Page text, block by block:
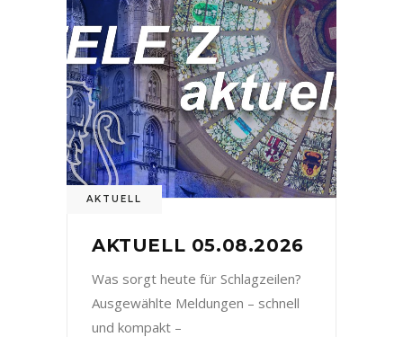
AKTUELL
AKTUELL 05.08.2026
Was sorgt heute für Schlagzeilen?
Ausgewählte Meldungen – schnell
und kompakt –